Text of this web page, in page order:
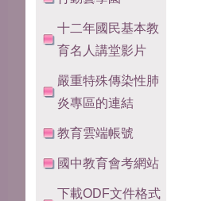
十二年國民基本教
育名人講堂影片
嚴重特殊傳染性肺
炎專區的連結
教育雲端帳號
國中教育會考網站
下載ODF文件格式